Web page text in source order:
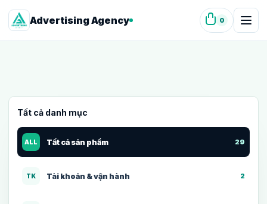
Advertising Agency 0
Tất cả danh mục
ALL Tất cả sản phẩm 29
TK Tài khoản & vận hành 2